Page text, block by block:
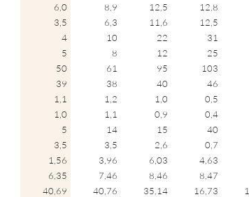
6,0 8,9 12,5 12,8
3,5 6,3 11,6 12,5
4 10 22 31
5 8 12 25
50 61 95 103
39 38 40 46
1,1 1,2 1,0 0,5
1,0 1,1 0,9 0,4
5 14 15 40
3,5 3,5 2,6 0,7
1,56 3,96 6,03 4,63
6,35 7,46 8,46 8,47
40,69 40,76 35,14 16,73